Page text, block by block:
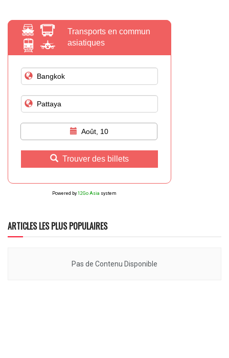
Transports en commun
asiatiques
Août, 10
Trouver des billets
Powered by 12Go Asia system
ARTICLES LES PLUS POPULAIRES
Pas de Contenu Disponible